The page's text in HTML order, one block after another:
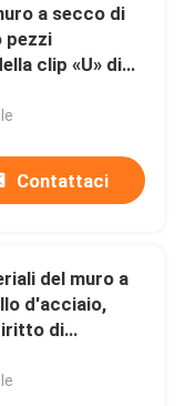
a secco di
pezzi
clip «U» di
primavera
Contattaci
del muro a
d'acciaio,
di